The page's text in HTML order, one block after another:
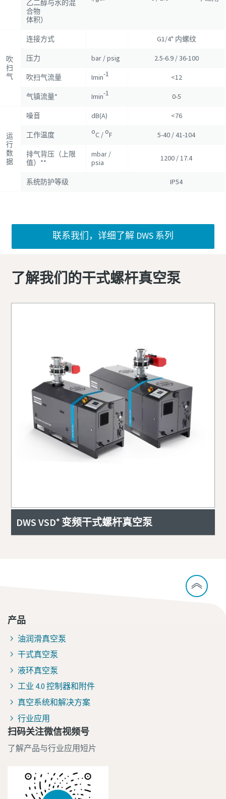
乙二醇与水的混
合物
体积）
吹
扫
气
连接方式 G1/4" 内螺纹
压力 bar / psig 2.5-6.9 / 36-100
吹扫气流量 Imin-1 <12
气镇流量* Imin-1 0-5
运
行
数
据
噪音 dB(A) <76
工作温度 oC /oF 5-40 / 41-104
排气背压（上限
值）**
mbar /
psia
1200 / 17.4
系统防护等级 IP54
联系我们，详细了解 DWS 系列
了解我们的干式螺杆真空泵
DWS VSD⁺ 变频干式螺杆真空泵
产品
油润滑真空泵
干式真空泵
液环真空泵
工业 4.0 控制器和附件
真空系统和解决方案
行业应用
扫码关注微信视频号
了解产品与行业应用短片